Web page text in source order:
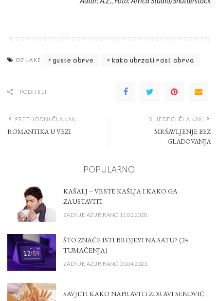
OZNAKE guste obrve kako ubrzati rast obrva
PODIJELI
PRETHODNI ČLANAK
ROMANTIKA U VEZI
SLJEDEĆI ČLANAK
MRŠAVLJENJE BEZ
GLADOVANJA
POPULARNO
KAŠALJ – VRSTE KAŠLJA I KAKO GA
ZAUSTAVITI
ZADNJE AŽURIRANO 11.02.2020.
ŠTO ZNAČE ISTI BROJEVI NA SATU? (24
TUMAČENJA)
ZADNJE AŽURIRANO 05.04.2023.
SAVJETI KAKO NAPRAVITI ZDRAVI SENDVIČ